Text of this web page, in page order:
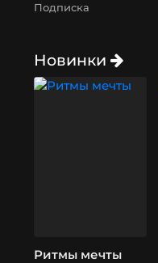
Подписка
Новинки
Ритмы мечты